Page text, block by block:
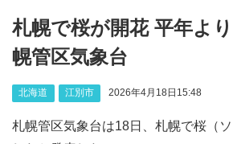
札幌で桜が開花 平年よ
幌管区気象台
北海道 江別市 2026年4月18日15:48
札幌管区気象台は18日、札幌で桜（